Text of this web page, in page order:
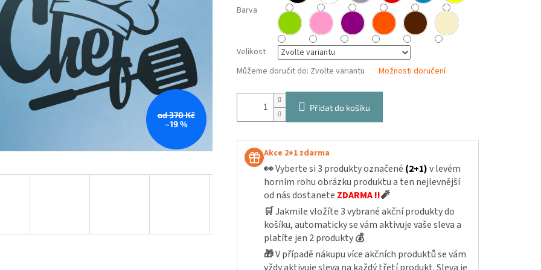
od 370 Kč
–19 %
Barva
Velikost
Můžeme doručit do: Zvolte variantu Možnosti doručení
Přidat do košíku
Akce 2+1 zdarma
👀Vyberte si 3 produkty označené (2+1)v levém
horním rohu obrázku produktu a ten nejlevnější
od nás dostanete ZDARMA !!🧨
🛒Jakmile vložíte 3 vybrané akční produkty do
košíku, automaticky se vám aktivuje vaše sleva a
platíte jen 2 produkty💰
🎁V případě nákupu více akčních produktů se vám